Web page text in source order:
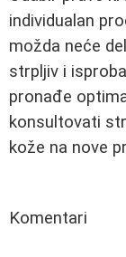
individualan
možda neće
strpljiv i
pronađe
konsultovati
kože na nove
Komentari